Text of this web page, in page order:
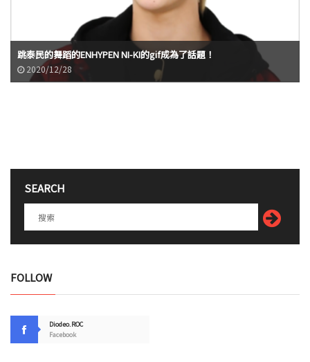
跳泰民的舞蹈的ENHYPEN NI-KI的gif成為了話題！
2020/12/28
SEARCH
FOLLOW
Diodeo.ROC
Facebook